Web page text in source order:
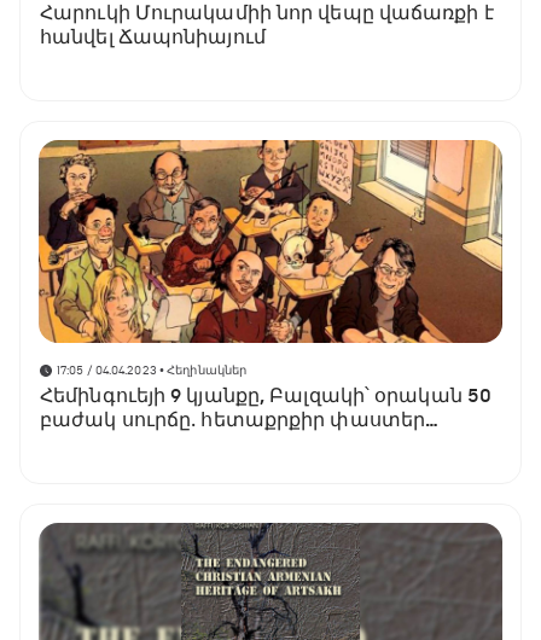
Հարուկի Մուրակամիի նոր վեպը վաճառքի է
հանվել Ճապոնիայում
17:05 / 04.04.2023 • Հեղինակներ
Հեմինգուեյի 9 կյանքը, Բալզակի՝ օրական 50
բաժակ սուրճը․ հետաքրքիր փաստեր